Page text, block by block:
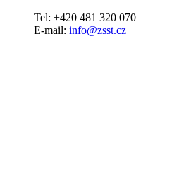
Tel: +420 481 320 070
E-mail: info@zsst.cz